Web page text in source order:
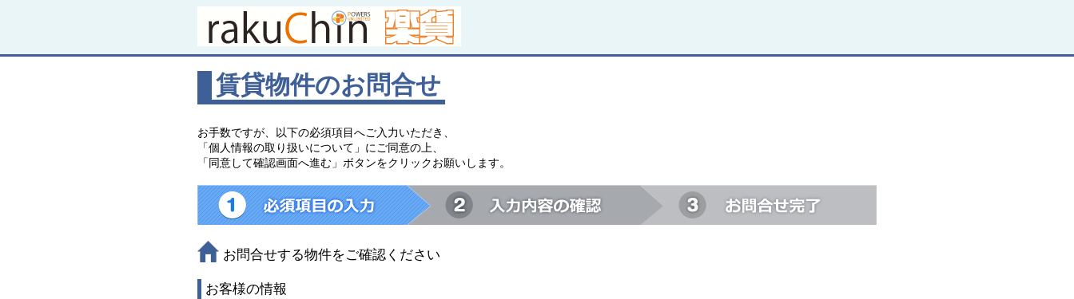
賃貸物件のお問合せ
お手数ですが、以下の必須項目へご入力いただき、
「個人情報の取り扱いについて」にご同意の上、
「同意して確認画面へ進む」ボタンをクリックお願いします。
お問合せする物件をご確認ください
お客様の情報